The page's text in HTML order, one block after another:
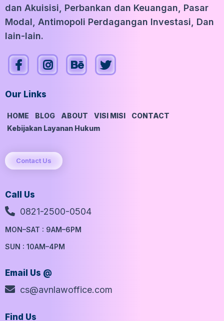
dan Akuisisi, Perbankan dan Keuangan, Pasar
Modal, Antimopoli Perdagangan Investasi, Dan
lain-lain.
Our Links
HOME BLOG ABOUT VISI MISI
CONTACT
Kebijakan Layanan Hukum
Contact Us
Call Us
0821-2500-0504
MON–SAT : 9AM–6PM
SUN : 10AM–4PM
Email Us @
cs@avnlawoffice.com
Find Us